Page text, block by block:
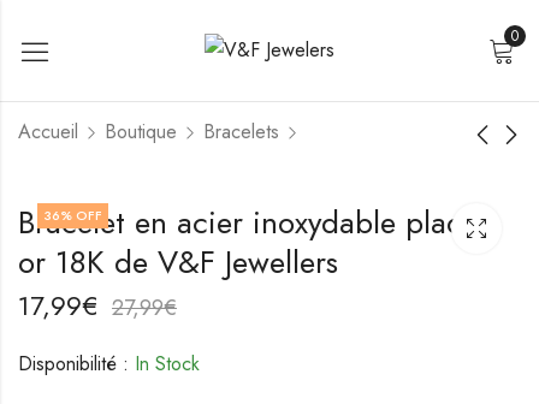
0
Accueil Boutique Bracelets
Bracelet en acier
inoxydable plaqué or
18K de V&F Jewellers
21,99
Bracelet en acier
inoxydable de V&F
36% OFF
Bracelet en acier inoxydable plaqué
or 18K de V&F Jewellers
17,99€ 27,99€
Disponibilité : In Stock